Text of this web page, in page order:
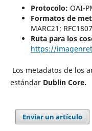
Protocolo: OAI-
Formatos de
MARC21; RFC1807
Ruta para los
https://
Los metadatos de los
estándar Dublin Core.
Enviar un artículo